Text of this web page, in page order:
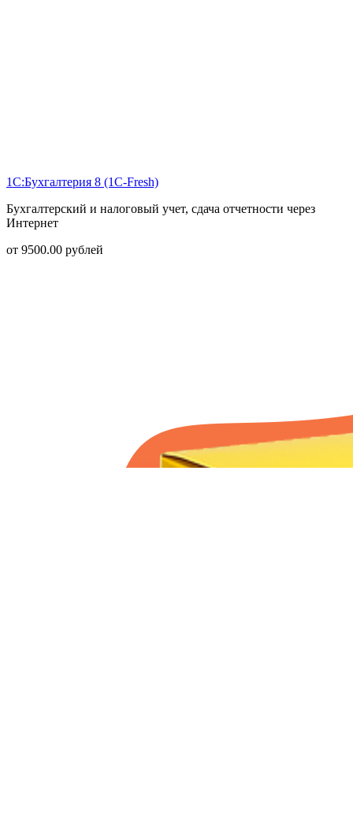
1С:Бухгалтерия 8 (1С-Fresh)
Бухгалтерский и налоговый учет, сдача отчетности через
Интернет
от 9500.00 рублей